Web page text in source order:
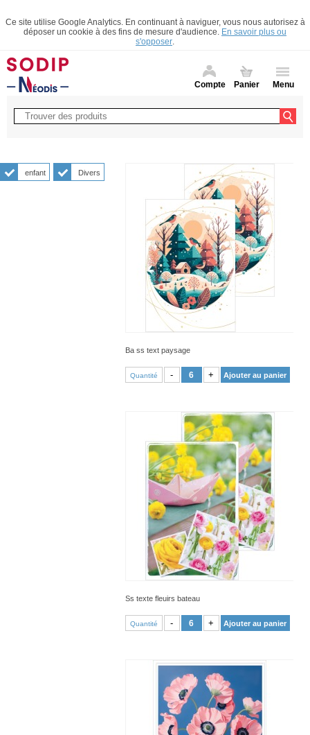
Ce site utilise Google Analytics. En continuant à naviguer, vous nous autorisez à
déposer un cookie à des fins de mesure d'audience. En savoir plus ou
s'opposer.
Compte Panier Menu
enfant Divers
Ba ss text paysage
Quantité - + Ajouter au panier
Ss texte fleuirs bateau
Quantité - + Ajouter au panier